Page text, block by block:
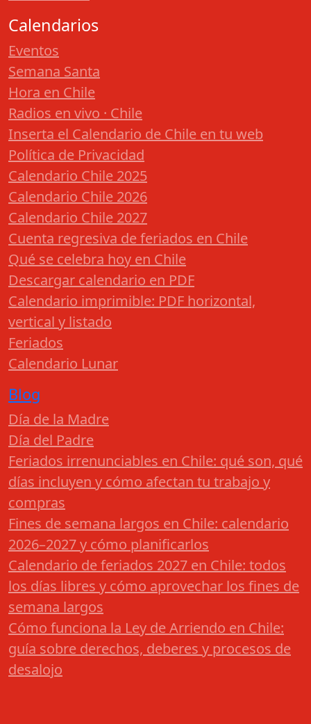
Calendarios
Eventos
Semana Santa
Hora en Chile
Radios en vivo · Chile
Inserta el Calendario de Chile en tu web
Política de Privacidad
Calendario Chile 2025
Calendario Chile 2026
Calendario Chile 2027
Cuenta regresiva de feriados en Chile
Qué se celebra hoy en Chile
Descargar calendario en PDF
Calendario imprimible: PDF horizontal,
vertical y listado
Feriados
Calendario Lunar
Blog
Día de la Madre
Día del Padre
Feriados irrenunciables en Chile: qué son, qué
días incluyen y cómo afectan tu trabajo y
compras
Fines de semana largos en Chile: calendario
2026–2027 y cómo planificarlos
Calendario de feriados 2027 en Chile: todos
los días libres y cómo aprovechar los fines de
semana largos
Cómo funciona la Ley de Arriendo en Chile:
guía sobre derechos, deberes y procesos de
desalojo